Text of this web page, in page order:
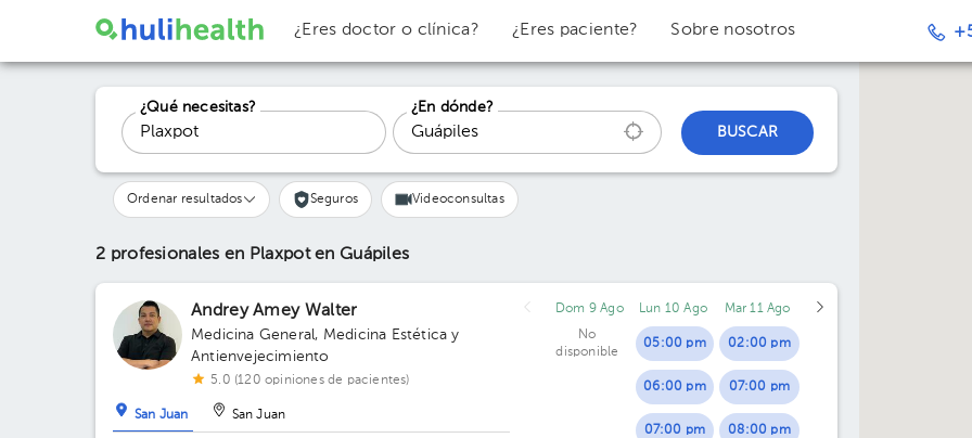
¿Eres doctor o clínica? ¿Eres paciente? Sobre nosotros
¿Qué necesitas?
¿En dónde?
BUSCAR
Ordenar resultados Seguros Videoconsultas
2 profesionales en Plaxpoten Guápiles
Andrey Amey Walter
Medicina General, Medicina Estética y
Antienvejecimiento
5.0 (120 opiniones de pacientes)
San Juan San Juan
Dom 9 Ago
No
disponible
Lun 10 Ago
05:00 pm
06:00 pm
07:00 pm
Mar 11 Ago
02:00 pm
07:00 pm
08:00 pm